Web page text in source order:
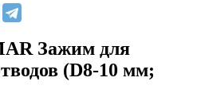
Зажим для
(D8-10 мм;